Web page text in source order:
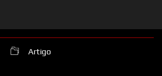
Artigo